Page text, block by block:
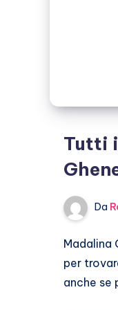
Tutti
Da
Madalina
per
anche se